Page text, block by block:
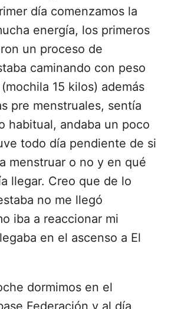
día comenzamos la
energía, los primeros
un proceso de
caminando con peso
15 kilos) además
pre menstruales, sentía
habitual, andaba un poco
todo día pendiente de si
menstruar o no y en qué
llegar. Creo que de lo
no me llegó
iba a reaccionar mi
en el ascenso a El
dormimos en el
Federación y al día